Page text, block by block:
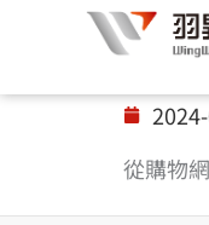
主
從購物